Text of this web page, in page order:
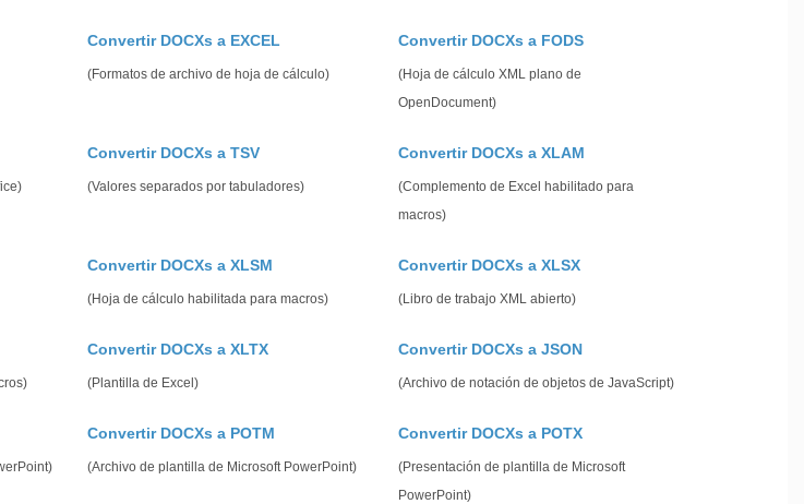
Convertir DOCXs a EXCEL
(Formatos de archivo de hoja de cálculo)
Convertir DOCXs a FODS
(Hoja de cálculo XML plano de
OpenDocument)
Convertir DOCXs a TSV
(Valores separados por tabuladores)
Convertir DOCXs a XLAM
(Complemento de Excel habilitado para
macros)
Convertir DOCXs a XLSM
(Hoja de cálculo habilitada para macros)
Convertir DOCXs a XLSX
(Libro de trabajo XML abierto)
Convertir DOCXs a XLTX
(Plantilla de Excel)
Convertir DOCXs a JSON
(Archivo de notación de objetos de JavaScript)
Convertir DOCXs a POTM
(Archivo de plantilla de Microsoft PowerPoint)
Convertir DOCXs a POTX
(Presentación de plantilla de Microsoft
PowerPoint)